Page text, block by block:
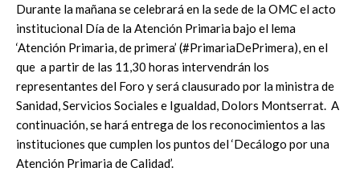
Durante la mañana se celebrará en la sede de la OMC el acto
institucional Día de la Atención Primaria bajo el lema
‘Atención Primaria, de primera’ (#PrimariaDePrimera), en el
que a partir de las 11,30 horas intervendrán los
representantes del Foro y será clausurado por la ministra de
Sanidad, Servicios Sociales e Igualdad, Dolors Montserrat. A
continuación, se hará entrega de los reconocimientos a las
instituciones que cumplen los puntos del ‘Decálogo por una
Atención Primaria de Calidad’.